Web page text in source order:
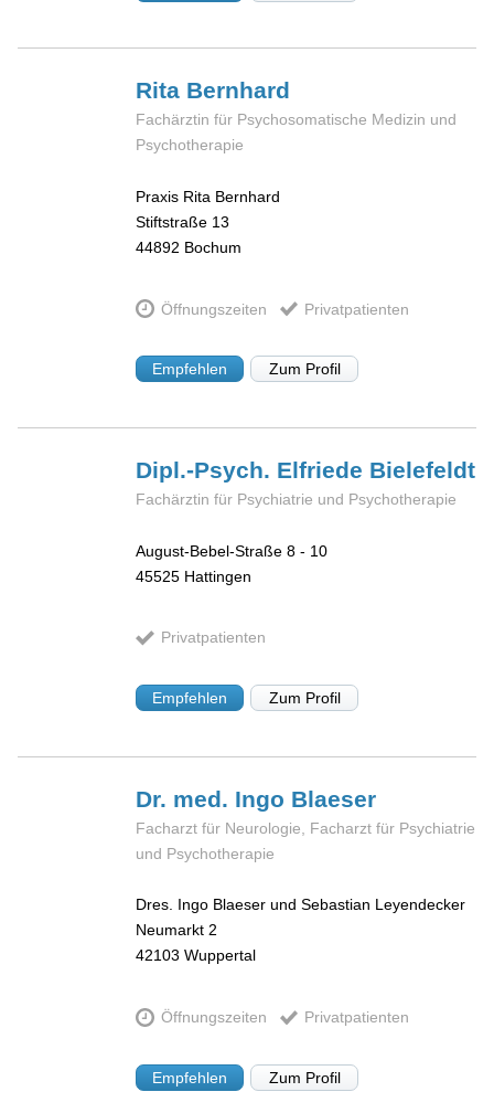
Rita Bernhard
Fachärztin für Psychosomatische Medizin und
Psychotherapie
Praxis Rita Bernhard
Stiftstraße 13
44892 Bochum
Öffnungszeiten Privatpatienten
Empfehlen Zum Profil
Dipl.-Psych. Elfriede Bielefeldt
Fachärztin für Psychiatrie und Psychotherapie
August-Bebel-Straße 8 - 10
45525 Hattingen
Privatpatienten
Empfehlen Zum Profil
Dr. med. Ingo Blaeser
Facharzt für Neurologie, Facharzt für Psychiatrie
und Psychotherapie
Dres. Ingo Blaeser und Sebastian Leyendecker
Neumarkt 2
42103 Wuppertal
Öffnungszeiten Privatpatienten
Empfehlen Zum Profil